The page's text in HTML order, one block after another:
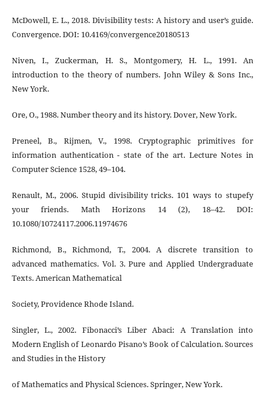
McDowell, E. L., 2018. Divisibility tests: A history and user’s guide.
Convergence. DOI: 10.4169/convergence20180513
Niven, I., Zuckerman, H. S., Montgomery, H. L., 1991. An
introduction to the theory of numbers. John Wiley & Sons Inc.,
New York.
Ore, O., 1988. Number theory and its history. Dover, New York.
Preneel, B., Rijmen, V., 1998. Cryptographic primitives for
information authentication - state of the art. Lecture Notes in
Computer Science 1528, 49–104.
Renault, M., 2006. Stupid divisibility tricks. 101 ways to stupefy
your friends. Math Horizons 14 (2), 18–42. DOI:
10.1080/10724117.2006.11974676
Richmond, B., Richmond, T., 2004. A discrete transition to
advanced mathematics. Vol. 3. Pure and Applied Undergraduate
Texts. American Mathematical
Society, Providence Rhode Island.
Singler, L., 2002. Fibonacci’s Liber Abaci: A Translation into
Modern English of Leonardo Pisano’s Book of Calculation. Sources
and Studies in the History
of Mathematics and Physical Sciences. Springer, New York.